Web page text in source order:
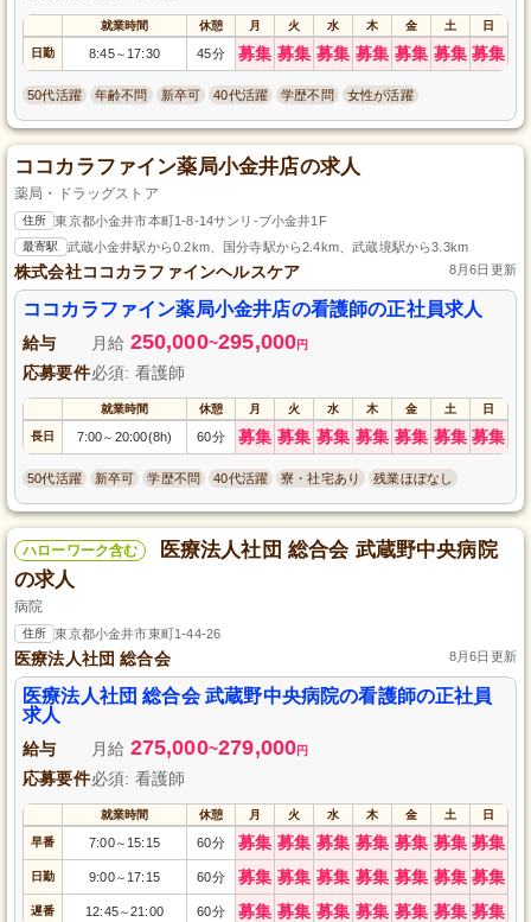
就業時間 休憩 月 火 水 木 金 土 日
日勤 8:45～ 17:30 45分 募集 募集 募集 募集 募集 募集 募集
50代活躍 年齢不問 新卒可 40代活躍 学歴不問 女性が活躍
ココカラファイン薬局小金井店の求人
薬局・ドラッグストア
住所 東京都小金井市本町1-8-14サンリ-ブ小金井1F
最寄駅 武蔵小金井駅から0.2km、国分寺駅から2.4km、武蔵境駅から3.3km
株式会社ココカラファインヘルスケア 8月6日更新
ココカラファイン薬局小金井店の看護師の正社員求人
給与 月給 250,000~295,000円
応募要件必須: 看護師
就業時間 休憩 月 火 水 木 金 土 日
長日 7:00～ 20:00(8h) 60分 募集 募集 募集 募集 募集 募集 募集
50代活躍 新卒可 学歴不問 40代活躍 寮・社宅あり 残業ほぼなし
ハローワーク含む
医療法人社団 総合会 武蔵野中央病院
の求人
病院
住所 東京都小金井市東町1-44-26
医療法人社団 総合会 8月6日更新
医療法人社団 総合会 武蔵野中央病院の看護師の正社員
求人
給与 月給 275,000~279,000円
応募要件必須: 看護師
就業時間 休憩 月 火 水 木 金 土 日
早番 7:00～ 15:15 60分 募集 募集 募集 募集 募集 募集 募集
日勤 9:00～ 17:15 60分 募集 募集 募集 募集 募集 募集 募集
遅番 12:45～21:00 60分 募集 募集 募集 募集 募集 募集 募集